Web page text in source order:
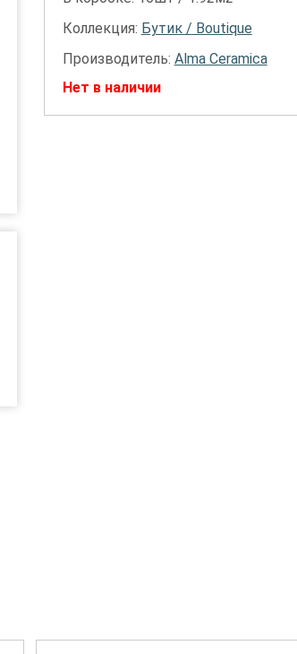
Коллекция: Бутик / Boutique
Производитель: Alma Ceramica
Нет в наличии